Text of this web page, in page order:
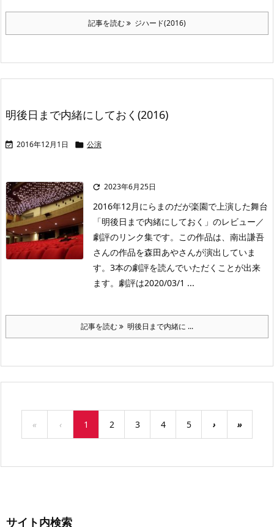
記事を読む ジハード(2016)
明後日まで内緒にしておく(2016)
 2016年12月1日  公演
 2023年6月25日
2016年12月にらまのだが楽園で上演した舞台
「明後日まで内緒にしておく」のレビュー／
劇評のリンク集です。この作品は、南出謙吾
さんの作品を森田あやさんが演出していま
す。3本の劇評を読んでいただくことが出来
ます。劇評は2020/03/1 ...
記事を読む 明後日まで内緒に ...
« ‹ 1 2 3 4 5 › »
サイト内検索